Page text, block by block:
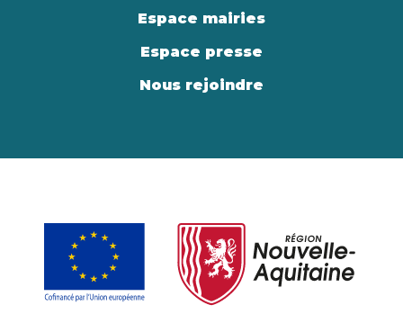
Espace mairies
Espace presse
Nous rejoindre